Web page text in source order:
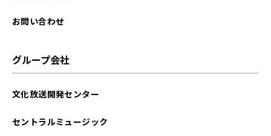
2025年06月
お問い合わせ
グループ会社
文化放送開発センター
セントラルミュージック